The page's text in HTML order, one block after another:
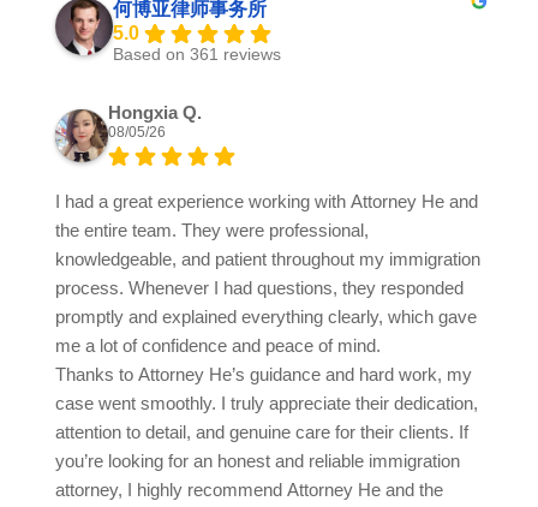
何博亚律师事务所
5.0
Based on 361 reviews
Hongxia Q.
08/05/26
I had a great experience working with Attorney He and
the entire team. They were professional,
knowledgeable, and patient throughout my immigration
process. Whenever I had questions, they responded
promptly and explained everything clearly, which gave
me a lot of confidence and peace of mind.
Thanks to Attorney He’s guidance and hard work, my
case went smoothly. I truly appreciate their dedication,
attention to detail, and genuine care for their clients. If
you’re looking for an honest and reliable immigration
attorney, I highly recommend Attorney He and the